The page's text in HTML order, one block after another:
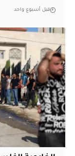
قبل أسبوع واحد